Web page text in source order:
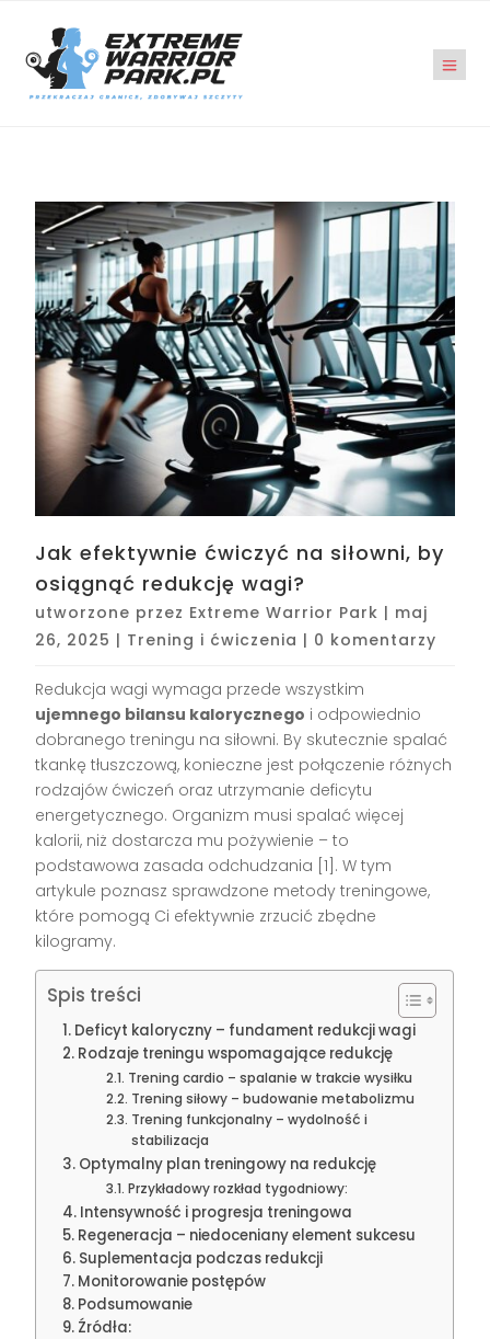
Jak efektywnie ćwiczyć na siłowni, by
osiągnąć redukcję wagi?
utworzone przez Extreme Warrior Park | maj
26, 2025 | Trening i ćwiczenia | 0 komentarzy
Redukcja wagi wymaga przede wszystkim
ujemnego bilansu kalorycznego i odpowiednio
dobranego treningu na siłowni. By skutecznie spalać
tkankę tłuszczową, konieczne jest połączenie różnych
rodzajów ćwiczeń oraz utrzymanie deficytu
energetycznego. Organizm musi spalać więcej
kalorii, niż dostarcza mu pożywienie – to
podstawowa zasada odchudzania [1]. W tym
artykule poznasz sprawdzone metody treningowe,
które pomogą Ci efektywnie zrzucić zbędne
kilogramy.
Spis treści
Deficyt kaloryczny – fundament redukcji wagi
Rodzaje treningu wspomagające redukcję
Trening cardio – spalanie w trakcie wysiłku
Trening siłowy – budowanie metabolizmu
Trening funkcjonalny – wydolność i
stabilizacja
Optymalny plan treningowy na redukcję
Przykładowy rozkład tygodniowy:
Intensywność i progresja treningowa
Regeneracja – niedoceniany element sukcesu
Suplementacja podczas redukcji
Monitorowanie postępów
Podsumowanie
Źródła: